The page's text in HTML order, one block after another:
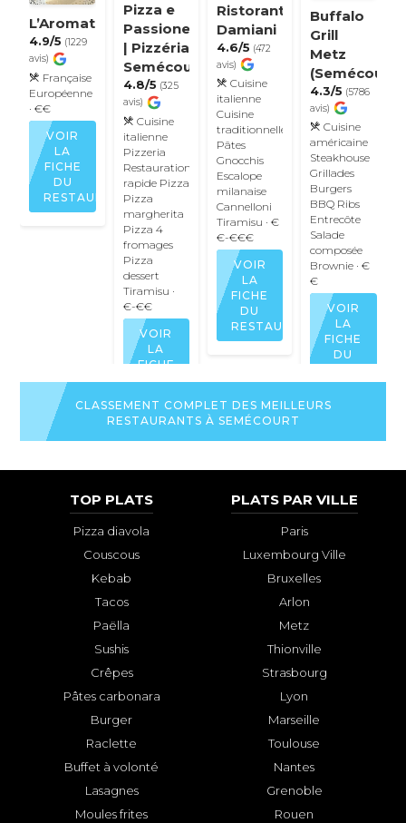
L’Aromate
4.9/5 (1229
avis)
Française
Européenne
· €€
VOIR
LA
FICHE
DU
RESTAURANT
Pizza e
Passione
| Pizzéria
Semécourt
4.8/5 (325
avis)
Cuisine
italienne
Pizzeria
Restauration
rapide Pizza
Pizza
margherita
Pizza 4
fromages
Pizza
dessert
Tiramisu ·
€-€€
VOIR
LA
FICHE
DU
Ristorante
Damiani
4.6/5 (472
avis)
Cuisine
italienne
Cuisine
traditionnelle
Pâtes
Gnocchis
Escalope
milanaise
Cannelloni
Tiramisu · €
€-€€€
VOIR
LA
FICHE
DU
RESTAURANT
Buffalo
Grill
Metz
(Semécourt)
4.3/5 (5786
avis)
Cuisine
américaine
Steakhouse
Grillades
Burgers
BBQ Ribs
Entrecôte
Salade
composée
Brownie · €
€
VOIR
LA
FICHE
DU
CLASSEMENT COMPLET DES MEILLEURS
RESTAURANTS À SEMÉCOURT
TOP PLATS
Pizza diavola
Couscous
Kebab
Tacos
Paëlla
Sushis
Crêpes
Pâtes carbonara
Burger
Raclette
Buffet à volonté
Lasagnes
Moules frites
PLATS PAR VILLE
Paris
Luxembourg Ville
Bruxelles
Arlon
Metz
Thionville
Strasbourg
Lyon
Marseille
Toulouse
Nantes
Grenoble
Rouen